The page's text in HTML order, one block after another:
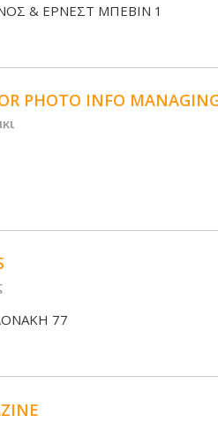
& ΕΡΝΕΣΤ ΜΠΕΒΙΝ 1
PHOTO INFO
77